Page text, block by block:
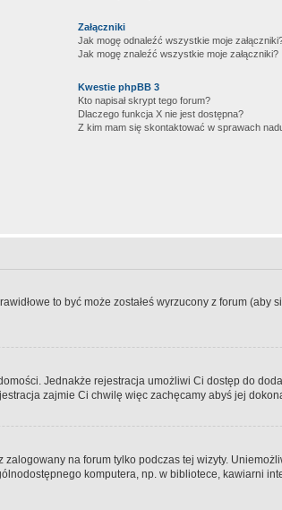
Załączniki
Jak mogę odnaleźć wszystkie moje
Jak mogę znaleźć wszystkie moje załączniki?
Kwestie phpBB 3
Kto napisał skrypt tego forum?
Dlaczego funkcja X nie jest dostępna?
Z kim mam się skontaktować w sprawach
to być może zostałeś wyrzucony z forum
Jednakże rejestracja umożliwi Ci dostęp do
zajmie Ci chwilę więc zachęcamy abyś jej
na forum tylko podczas tej wizyty.
komputera, np. w bibliotece, kawiarni